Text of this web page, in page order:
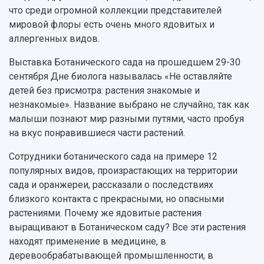
Музеи
Учебный аэродром
Центр истории авиационных двигателей
Умный дом бабочек
Международный межвузовский кампус
Сведения об образовательной организации
Официальные документы
Отчеты о проведенных конференциях
что среди огромной коллекции представителей
мировой флоры есть очень много ядовитых и
аллергенных видов.
Выставка Ботанического сада на прошедшем 29-30
сентября Дне биолога называлась «Не оставляйте
детей без присмотра: растения знакомые и
незнакомые». Название выбрано не случайно, так как
малыши познают мир разными путями, часто пробуя
на вкус понравившиеся части растений.
Сотрудники ботанического сада на примере 12
популярных видов, произрастающих на территории
сада и оранжереи, рассказали о последствиях
близкого контакта с прекрасными, но опасными
растениями. Почему же ядовитые растения
выращивают в Ботаническом саду? Все эти растения
находят применение в медицине, в
деревообрабатывающей промышленности, в